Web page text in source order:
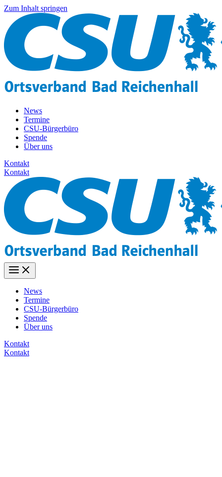
Zum Inhalt springen
News
Termine
CSU-Bürgerbüro
Spende
Über uns
Kontakt
Kontakt
News
Termine
CSU-Bürgerbüro
Spende
Über uns
Kontakt
Kontakt